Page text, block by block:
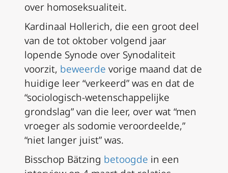
over homoseksualiteit.
Kardinaal Hollerich, die een groot deel
van de tot oktober volgend jaar
lopende Synode over Synodaliteit
voorzit, beweerde vorige maand dat de
huidige leer “verkeerd” was en dat de
“sociologisch-wetenschappelijke
grondslag” van die leer, over wat “men
vroeger als sodomie veroordeelde,”
“niet langer juist” was.
Bisschop Bätzing betoogde in een